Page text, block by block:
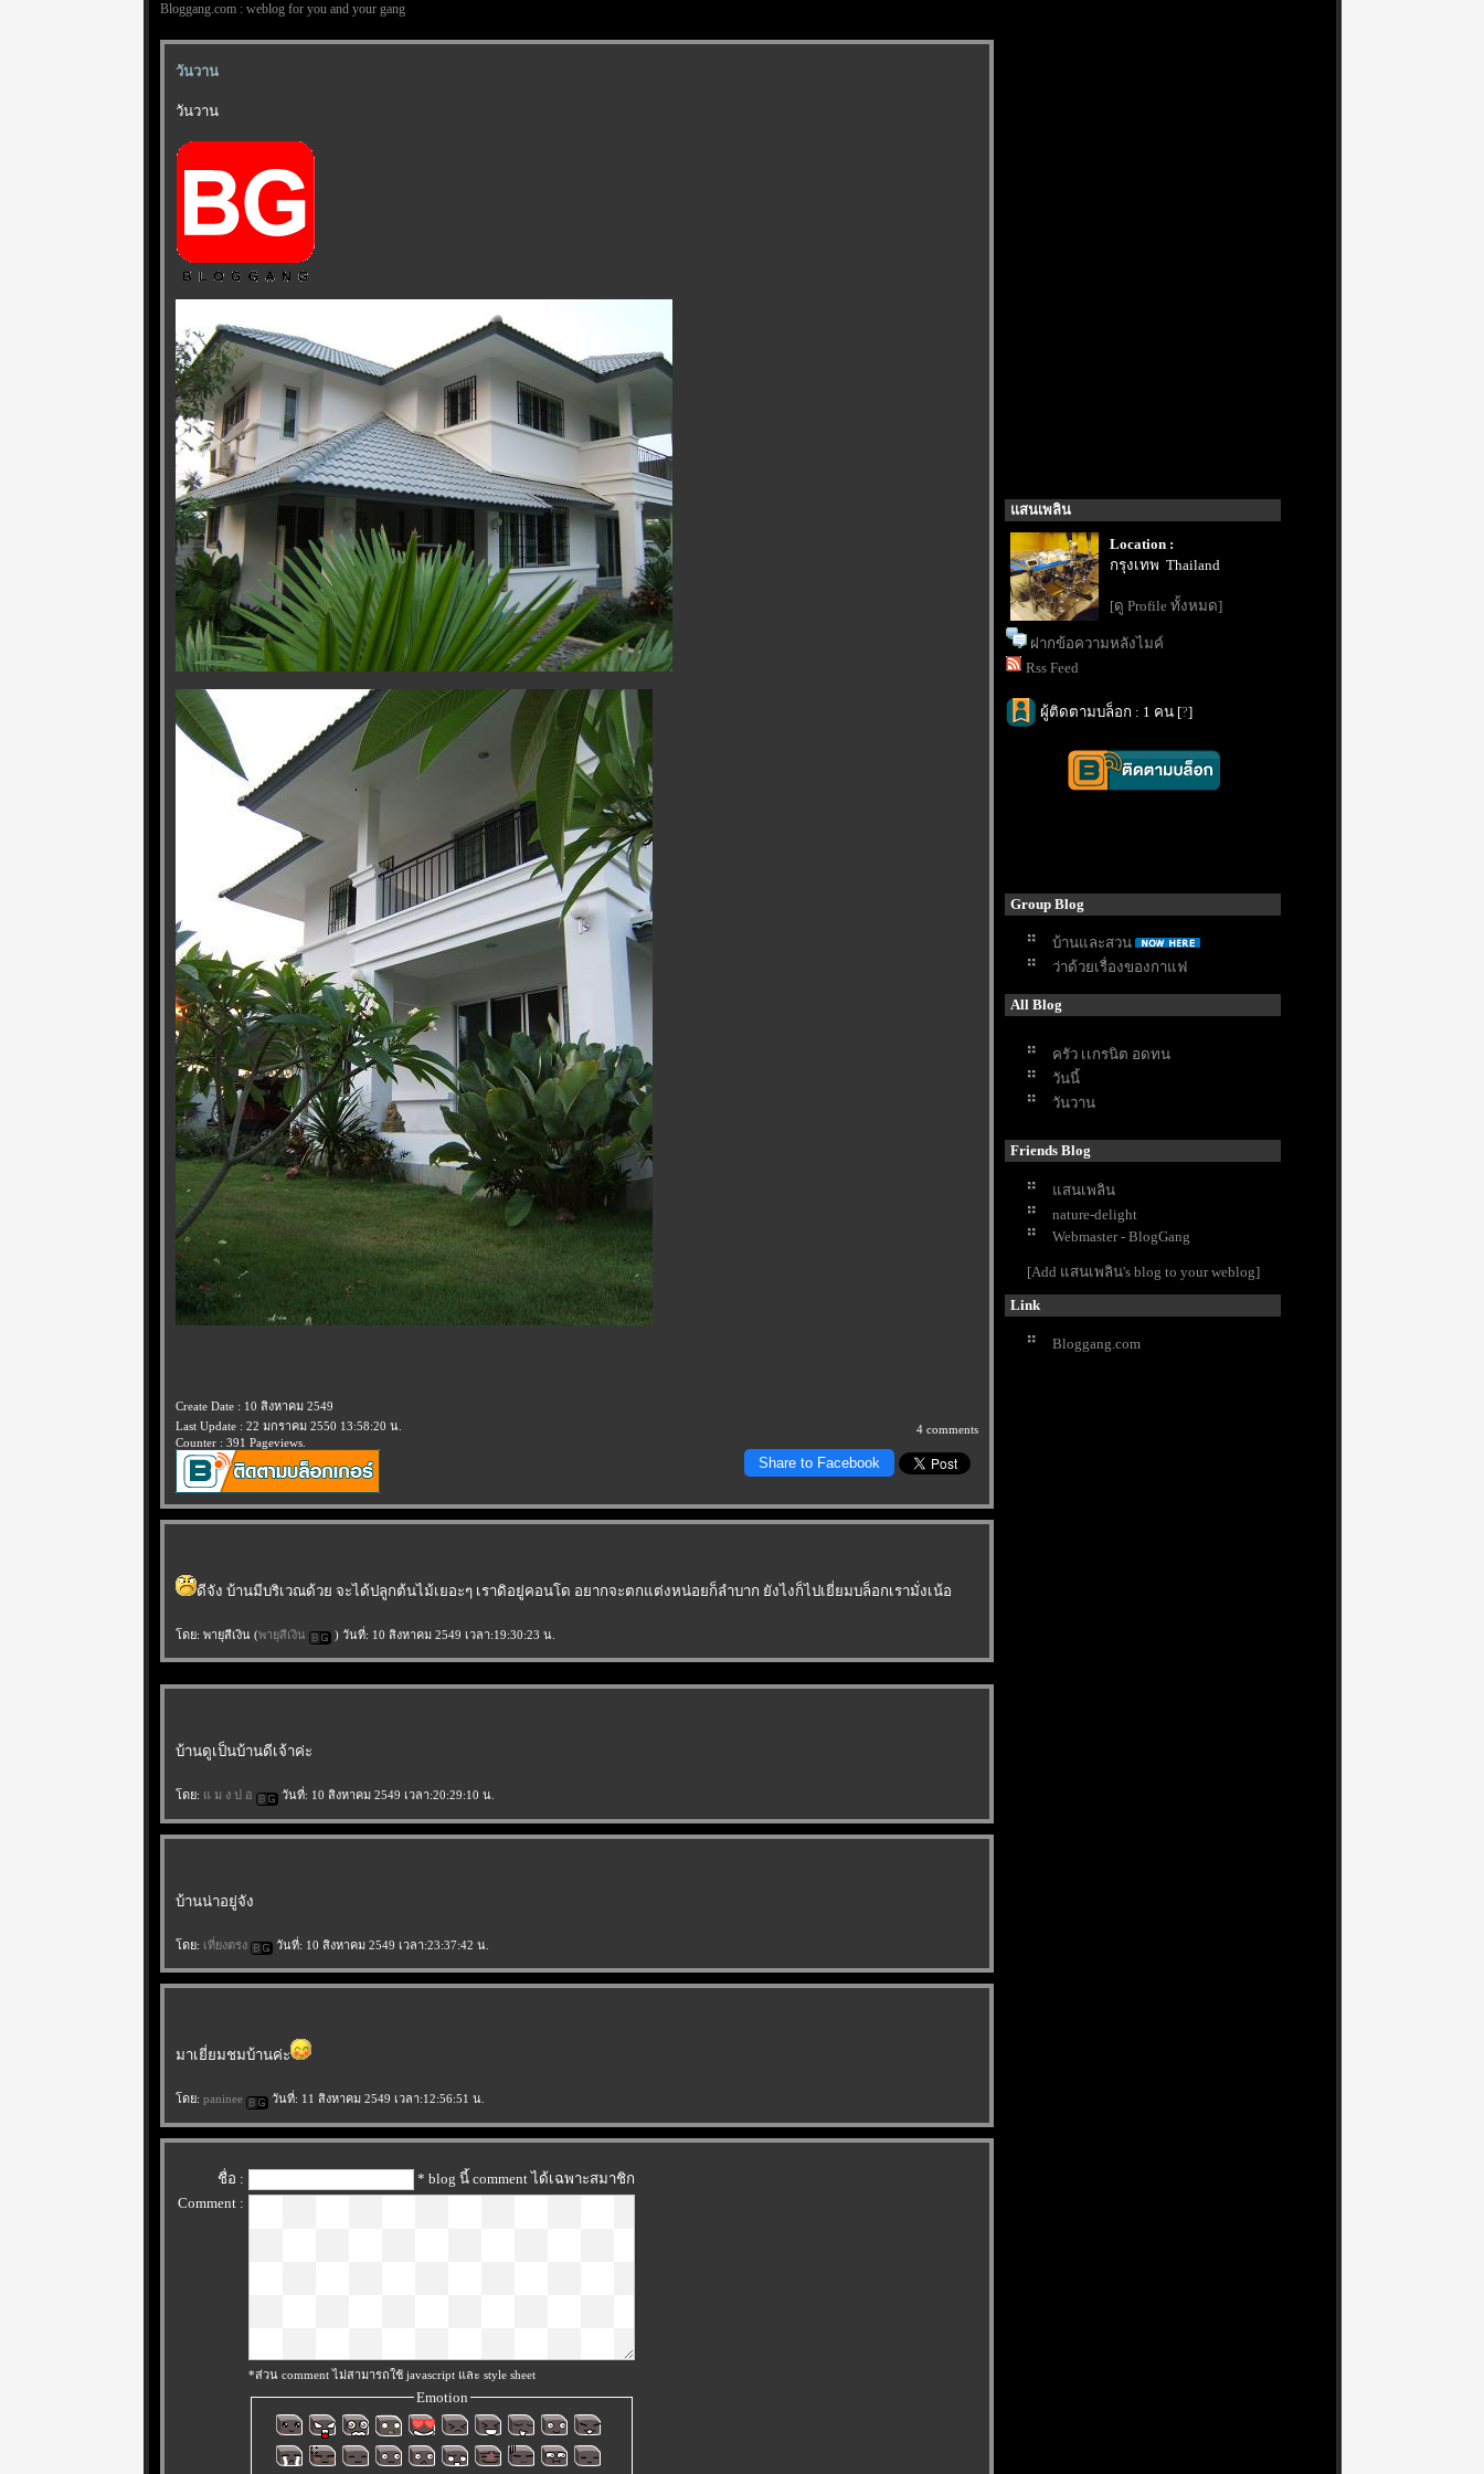
Bloggang.com : weblog for you and your gang
วันวาน
วันวาน
Create Date : 10 สิงหาคม 2549
Last Update : 22 มกราคม 2550 13:58:20 น.
Counter : 391 Pageviews.
4 comments
Share to Facebook
ดีจัง บ้านมีบริเวณด้วย จะได้ปลูกต้นไม้เยอะๆ เราดิอยู่คอนโด อยากจะตกแต่งหน่อยก็ลำบาก ยังไงก็ไปเยี่ยมบล็อกเรามั่งเน้อ
ดย: พายุสีเงิน (พายุสีเงิน ) วันที่: 10 สิงหาคม 2549 เวลา:19:30:23 น.
บ้านดูเป็นบ้านดีเจ้าค่ะ
ดย: ม ง ป อ วันที่: 10 สิงหาคม 2549 เวลา:20:29:10 น.
บ้านน่าอยู่จัง
ดย: เที่ยงตรง วันที่: 10 สิงหาคม 2549 เวลา:23:37:42 น.
มาเยี่ยมชมบ้านค่ะ
ดย: paninee วันที่: 11 สิงหาคม 2549 เวลา:12:56:51 น.
ชื่อ :
* blog นี้ comment ได้เฉพาะสมาชิก
Comment :
*ส่วน comment ไม่สามารถใช้ javascript และ style sheet
Emotion
สนเพลิน
Location :
กรุงเทพ Thailand
[ดู Profile ทั้งหมด]
ฝากข้อความหลังไมค์
Rss Feed
ผู้ติดตามบล็อก : 1 คน [?]
Group Blog
บ้านและสวน
ว่าด้วยเรื่องของกาแฟ
All Blog
ครัว เเกรนิต อดทน
วันนี้
วันวาน
Friends Blog
สนเพลิน
nature-delight
Webmaster - BlogGang
[Add แสนเพลิน's blog to your weblog]
Link
Bloggang.com